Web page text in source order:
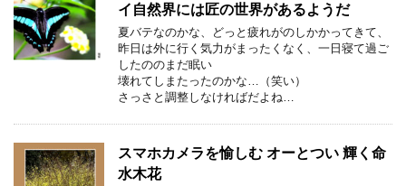
イ自然界には匠の世界があるようだ
夏バテなのかな、どっと疲れがのしかかってきて、
昨日は外に行く気力がまったくなく、一日寝て過ご
したののまだ眠い
壊れてしまたったのかな…（笑い）
さっさと調整しなければだよね…
スマホカメラを愉しむ オーとつい 輝く命
水木花